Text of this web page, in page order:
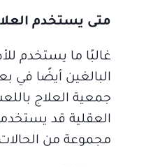
متى يستخدم
غالبًا ما يستخدم
البالغين أيضًا
جمعية العلاج
العقلية قد
مجموعة من